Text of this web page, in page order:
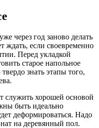
через год заново делать
ждать, если своевременно
Перед укладкой
старое напольное
знать этапы того,
служить хорошей основой
быть идеально
деформироваться. Надо
на деревянный пол.